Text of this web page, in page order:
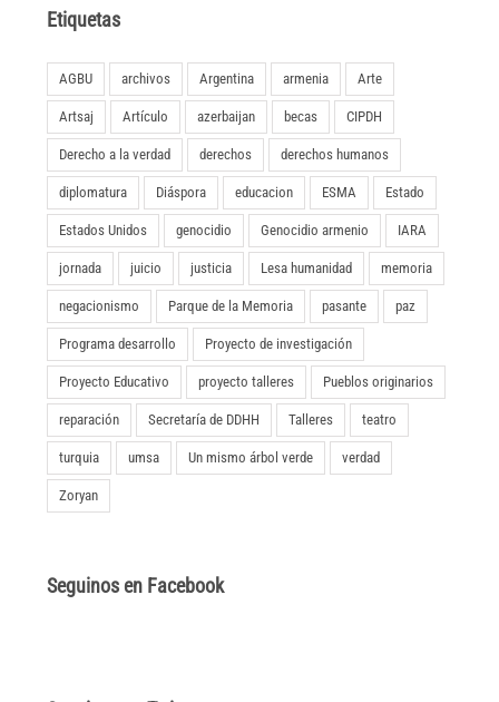
Etiquetas
AGBU archivos Argentina armenia Arte
Artsaj Artículo azerbaijan becas CIPDH
Derecho a la verdad derechos derechos humanos
diplomatura Diáspora educacion ESMA Estado
Estados Unidos genocidio Genocidio armenio IARA
jornada juicio justicia Lesa humanidad memoria
negacionismo Parque de la Memoria pasante paz
Programa desarrollo Proyecto de investigación
Proyecto Educativo proyecto talleres Pueblos originarios
reparación Secretaría de DDHH Talleres teatro
turquia umsa Un mismo árbol verde verdad
Zoryan
Seguinos en Facebook